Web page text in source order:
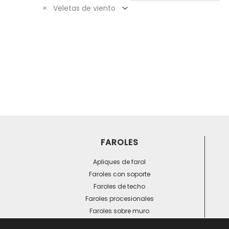
× Veletas de viento
FAROLES
Apliques de farol
Faroles con soporte
Faroles de techo
Faroles procesionales
Faroles sobre muro